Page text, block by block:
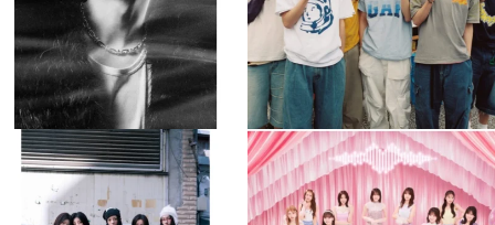
musicjapantv
💡8月特番放送決定！
8月 4
musicjapantv
💡8月特番放送決定！
...
8月 4